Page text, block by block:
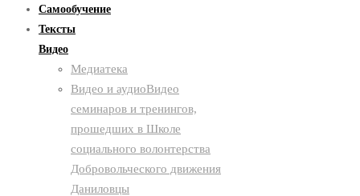
Самообучение
Тексты
Видео
Медиатека
Видео и аудиоВидео
семинаров и тренингов,
прошедших в Школе
социального волонтерства
Добровольческого движения
Даниловцы